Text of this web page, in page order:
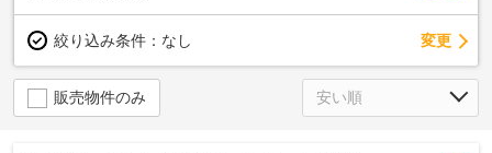
絞り込み条件： なし 変更
販売物件のみ